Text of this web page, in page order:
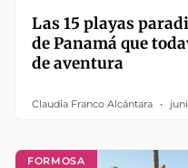
Las 15 playas
de Panamá que
de aventura
Claudia Franco Alcántara
FORMOSA